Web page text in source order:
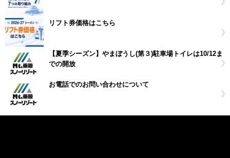
リフト券価格はこちら
【夏季シーズン】やまぼうし(第３)駐車場トイレは10/12ま
での開放
お電話でのお問い合わせについて